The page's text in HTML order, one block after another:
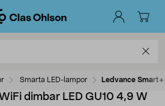
Smarta LED-lampor Ledvance
dimbar LED GU10 4,9 W